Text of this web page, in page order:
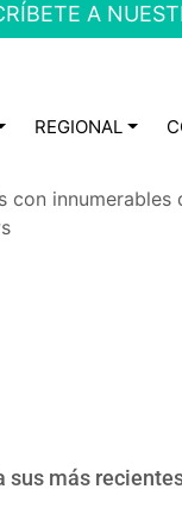
A
REGIONAL
con innumerables
sus más